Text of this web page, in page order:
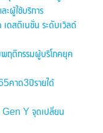
ผู้ใช้บริการ
ดสติเนชั่น ระดับเวิลด์
ฤติกรรมผู้บริโภคยุค
คาด3ปีรายได้
Gen Y จุดเปลี่ยน